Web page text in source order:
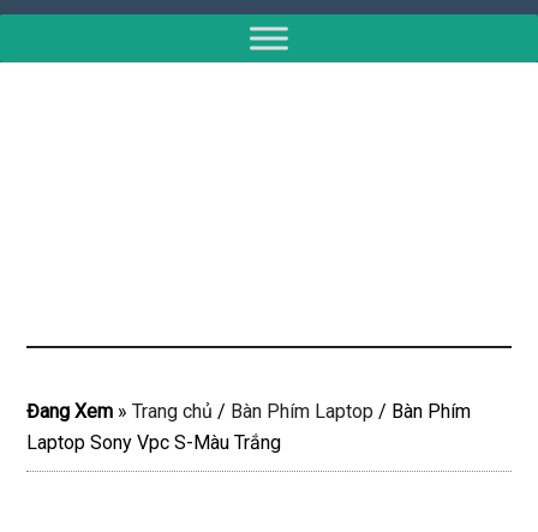
Đang Xem »Trang chủ / Bàn Phím Laptop / Bàn Phím
Laptop Sony Vpc S-Màu Trắng